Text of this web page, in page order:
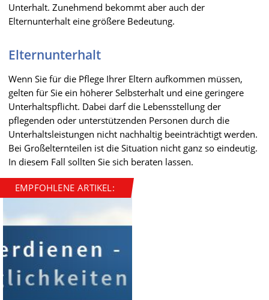
Unterhalt. Zunehmend bekommt aber auch der
Elternunterhalt eine größere Bedeutung.
Elternunterhalt
Wenn Sie für die Pflege Ihrer Eltern aufkommen müssen,
gelten für Sie ein höherer Selbsterhalt und eine geringere
Unterhaltspflicht. Dabei darf die Lebensstellung der
pflegenden oder unterstützenden Personen durch die
Unterhaltsleistungen nicht nachhaltig beeinträchtigt werden.
Bei Großelternteilen ist die Situation nicht ganz so eindeutig.
In diesem Fall sollten Sie sich beraten lassen.
EMPFOHLENE ARTIKEL: